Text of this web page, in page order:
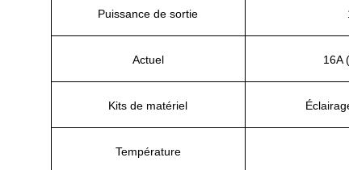
Puissance de sortie
Actuel 16A
Kits de matériel
Température